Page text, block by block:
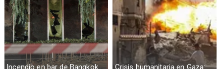
Incendio en bar de Bangkok
Crisis humanitaria en Gaza: